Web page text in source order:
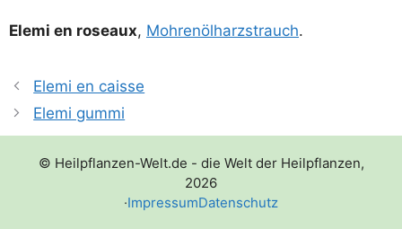
Elemi en roseaux, Moh­ren­öl­harz­strauch.
Elemi en caisse
Elemi gummi
© Heilpflanzen-Welt.de - die Welt der Heilpflanzen,
2026
·ImpressumDatenschutz